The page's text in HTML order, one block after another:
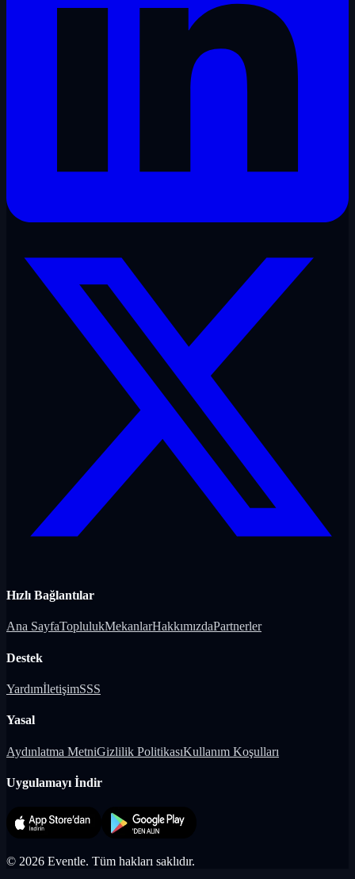
Hızlı Bağlantılar
Ana SayfaToplulukMekanlarHakkımızdaPartnerler
Destek
YardımİletişimSSS
Yasal
Aydınlatma MetniGizlilik PolitikasıKullanım Koşulları
Uygulamayı İndir
© 2026 Eventle. Tüm hakları saklıdır.